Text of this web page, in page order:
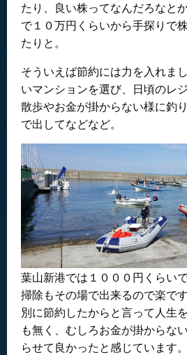
たり、良い株ってなんだろなと
で１０万円くらいから手探りで
たりと。
そういえば節約には力を入れま
いマンションを選び、日頃のレ
散歩やお金が掛からない様に釣
で出してなどなど。
葉山新港では１０００円くらい
掃除もその場で出来るので楽です
別に節約したからと言って人生
も無く、むしろお金が掛からな
らせて良かったと感じています。